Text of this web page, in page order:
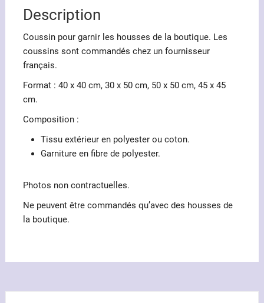
housses
Description
Coussin pour garnir les housses de la boutique. Les
coussins sont commandés chez un fournisseur
français.
Format : 40 x 40 cm, 30 x 50 cm, 50 x 50 cm, 45 x 45
cm.
Composition :
Tissu extérieur en polyester ou coton.
Garniture en fibre de polyester.
Photos non contractuelles.
Ne peuvent être commandés qu’avec des housses de
la boutique.